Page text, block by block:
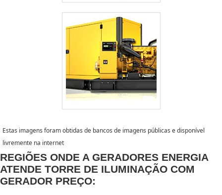
Estas imagens foram obtidas de bancos de imagens públicas e disponível
livremente na internet
REGIÕES ONDE A GERADORES ENERGIA
ATENDE TORRE DE ILUMINAÇÃO COM
GERADOR PREÇO: